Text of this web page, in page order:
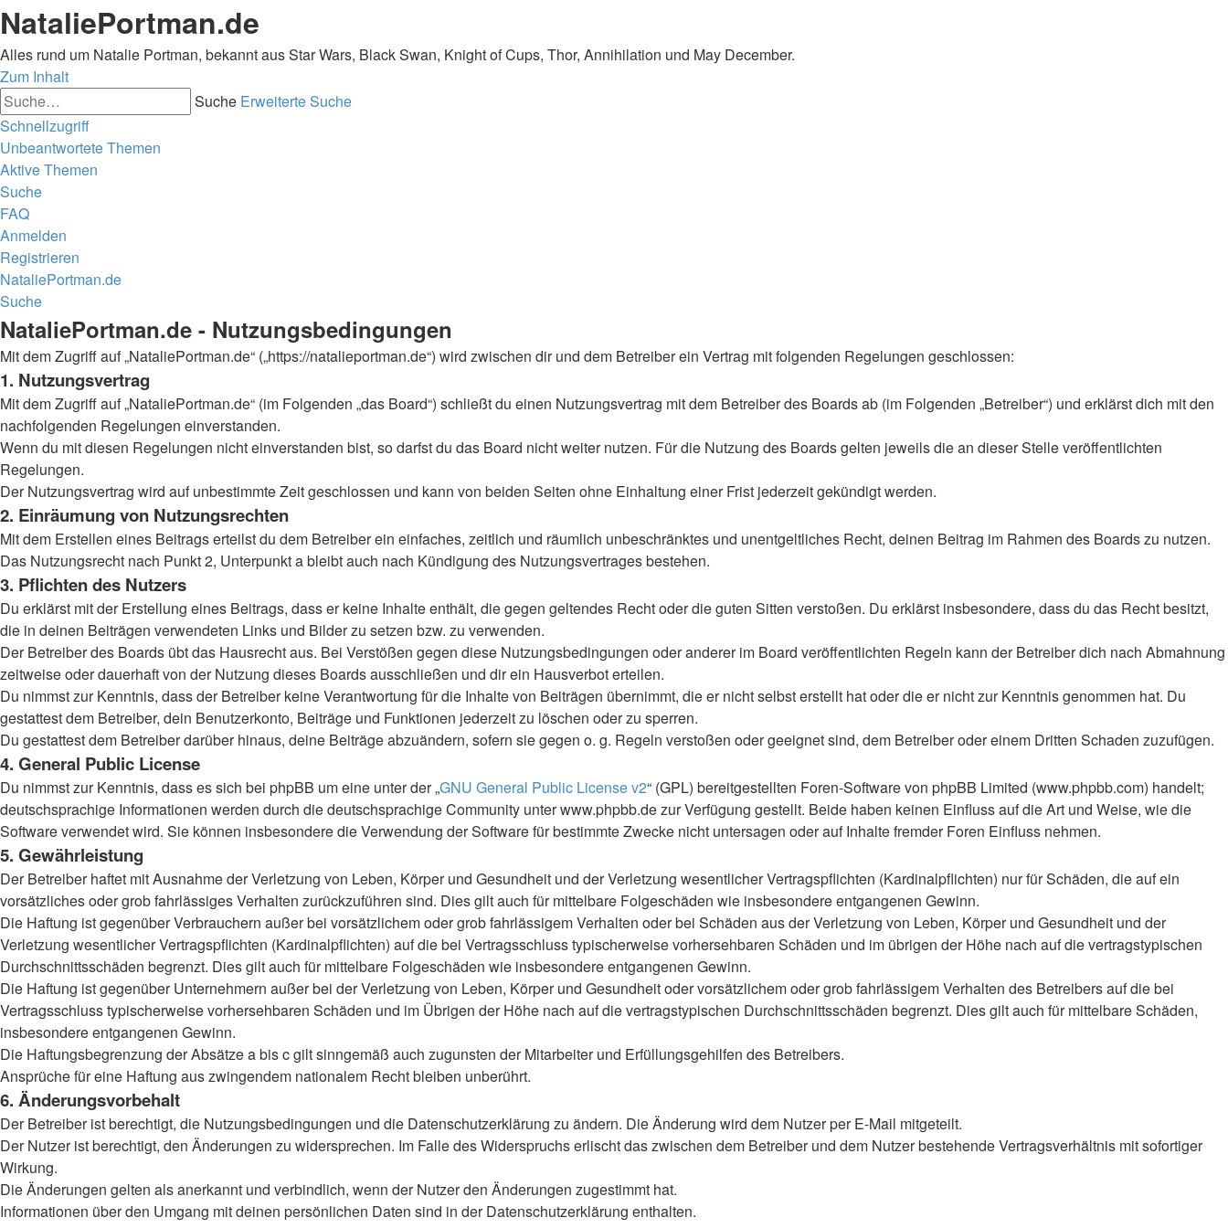
NataliePortman.de
Alles rund um Natalie Portman, bekannt aus Star Wars, Black Swan, Knight of Cups, Thor, Annihilation und May December.
Zum Inhalt
Suche Erweiterte Suche
Schnellzugriff
Unbeantwortete Themen
Aktive Themen
Suche
FAQ
Anmelden
Registrieren
NataliePortman.de
Suche
NataliePortman.de - Nutzungsbedingungen
Mit dem Zugriff auf „NataliePortman.de“ („https://natalieportman.de“) wird zwischen dir und dem Betreiber ein Vertrag mit folgenden Regelungen geschlossen:
1. Nutzungsvertrag
Mit dem Zugriff auf „NataliePortman.de“ (im Folgenden „das Board“) schließt du einen Nutzungsvertrag mit dem Betreiber des Boards ab (im Folgenden „Betreiber“) und erklärst dich mit den
nachfolgenden Regelungen einverstanden.
Wenn du mit diesen Regelungen nicht einverstanden bist, so darfst du das Board nicht weiter nutzen. Für die Nutzung des Boards gelten jeweils die an dieser Stelle veröffentlichten
Regelungen.
Der Nutzungsvertrag wird auf unbestimmte Zeit geschlossen und kann von beiden Seiten ohne Einhaltung einer Frist jederzeit gekündigt werden.
2. Einräumung von Nutzungsrechten
Mit dem Erstellen eines Beitrags erteilst du dem Betreiber ein einfaches, zeitlich und räumlich unbeschränktes und unentgeltliches Recht, deinen Beitrag im Rahmen des Boards zu nutzen.
Das Nutzungsrecht nach Punkt 2, Unterpunkt a bleibt auch nach Kündigung des Nutzungsvertrages bestehen.
3. Pflichten des Nutzers
Du erklärst mit der Erstellung eines Beitrags, dass er keine Inhalte enthält, die gegen geltendes Recht oder die guten Sitten verstoßen. Du erklärst insbesondere, dass du das Recht besitzt,
die in deinen Beiträgen verwendeten Links und Bilder zu setzen bzw. zu verwenden.
Der Betreiber des Boards übt das Hausrecht aus. Bei Verstößen gegen diese Nutzungsbedingungen oder anderer im Board veröffentlichten Regeln kann der Betreiber dich nach Abmahnung
zeitweise oder dauerhaft von der Nutzung dieses Boards ausschließen und dir ein Hausverbot erteilen.
Du nimmst zur Kenntnis, dass der Betreiber keine Verantwortung für die Inhalte von Beiträgen übernimmt, die er nicht selbst erstellt hat oder die er nicht zur Kenntnis genommen hat. Du
gestattest dem Betreiber, dein Benutzerkonto, Beiträge und Funktionen jederzeit zu löschen oder zu sperren.
Du gestattest dem Betreiber darüber hinaus, deine Beiträge abzuändern, sofern sie gegen o. g. Regeln verstoßen oder geeignet sind, dem Betreiber oder einem Dritten Schaden zuzufügen.
4. General Public License
Du nimmst zur Kenntnis, dass es sich bei phpBB um eine unter der „GNU General Public License v2“ (GPL) bereitgestellten Foren-Software von phpBB Limited (www.phpbb.com) handelt;
deutschsprachige Informationen werden durch die deutschsprachige Community unter www.phpbb.de zur Verfügung gestellt. Beide haben keinen Einfluss auf die Art und Weise, wie die
Software verwendet wird. Sie können insbesondere die Verwendung der Software für bestimmte Zwecke nicht untersagen oder auf Inhalte fremder Foren Einfluss nehmen.
5. Gewährleistung
Der Betreiber haftet mit Ausnahme der Verletzung von Leben, Körper und Gesundheit und der Verletzung wesentlicher Vertragspflichten (Kardinalpflichten) nur für Schäden, die auf ein
vorsätzliches oder grob fahrlässiges Verhalten zurückzuführen sind. Dies gilt auch für mittelbare Folgeschäden wie insbesondere entgangenen Gewinn.
Die Haftung ist gegenüber Verbrauchern außer bei vorsätzlichem oder grob fahrlässigem Verhalten oder bei Schäden aus der Verletzung von Leben, Körper und Gesundheit und der
Verletzung wesentlicher Vertragspflichten (Kardinalpflichten) auf die bei Vertragsschluss typischerweise vorhersehbaren Schäden und im übrigen der Höhe nach auf die vertragstypischen
Durchschnittsschäden begrenzt. Dies gilt auch für mittelbare Folgeschäden wie insbesondere entgangenen Gewinn.
Die Haftung ist gegenüber Unternehmern außer bei der Verletzung von Leben, Körper und Gesundheit oder vorsätzlichem oder grob fahrlässigem Verhalten des Betreibers auf die bei
Vertragsschluss typischerweise vorhersehbaren Schäden und im Übrigen der Höhe nach auf die vertragstypischen Durchschnittsschäden begrenzt. Dies gilt auch für mittelbare Schäden,
insbesondere entgangenen Gewinn.
Die Haftungsbegrenzung der Absätze a bis c gilt sinngemäß auch zugunsten der Mitarbeiter und Erfüllungsgehilfen des Betreibers.
Ansprüche für eine Haftung aus zwingendem nationalem Recht bleiben unberührt.
6. Änderungsvorbehalt
Der Betreiber ist berechtigt, die Nutzungsbedingungen und die Datenschutzerklärung zu ändern. Die Änderung wird dem Nutzer per E-Mail mitgeteilt.
Der Nutzer ist berechtigt, den Änderungen zu widersprechen. Im Falle des Widerspruchs erlischt das zwischen dem Betreiber und dem Nutzer bestehende Vertragsverhältnis mit sofortiger
Wirkung.
Die Änderungen gelten als anerkannt und verbindlich, wenn der Nutzer den Änderungen zugestimmt hat.
Informationen über den Umgang mit deinen persönlichen Daten sind in der Datenschutzerklärung enthalten.